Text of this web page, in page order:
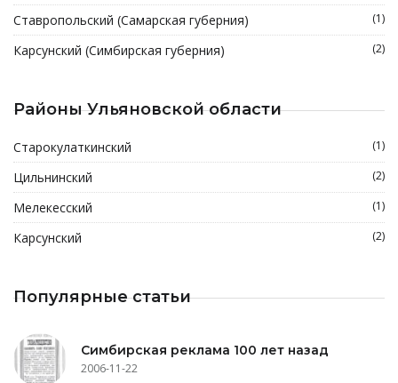
Ставропольский (Самарская губерния) (1)
Карсунский (Симбирская губерния) (2)
Районы Ульяновской области
Старокулаткинский (1)
Цильнинский (2)
Мелекесский (1)
Карсунский (2)
Популярные статьи
Симбирская реклама 100 лет назад
2006-11-22